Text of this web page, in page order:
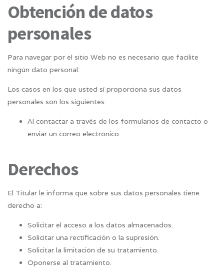
Obtención de datos
personales
Para navegar por el sitio Web no es necesario que facilite
ningún dato personal.
Los casos en los que usted sí proporciona sus datos
personales son los siguientes:
Al contactar a través de los formularios de contacto o
enviar un correo electrónico.
Derechos
El Titular le informa que sobre sus datos personales tiene
derecho a:
Solicitar el acceso a los datos almacenados.
Solicitar una rectificación o la supresión.
Solicitar la limitación de su tratamiento.
Oponerse al tratamiento.